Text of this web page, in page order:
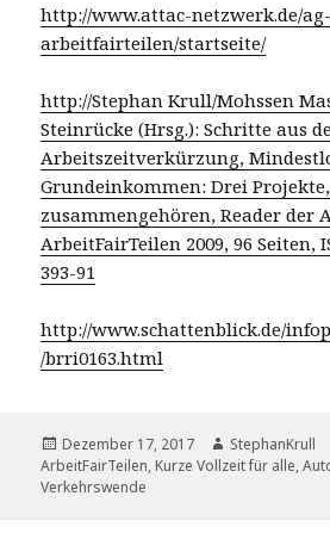
http://www.attac-netzwerk.de/ag-
arbeitfairteilen/startseite/
http://Stephan Krull/Mohssen
Steinrücke (Hrsg.): Schritte aus
Arbeitszeitverkürzung,
Grundeinkommen: Drei
zusammengehören, Reader der
ArbeitFairTeilen 2009, 96 Seiten,
393-91
http://www.schattenblick.de/
/brri0163.html
Veröffentlicht
am
Dezember 17, 2017 Autor
StephanKrull
ArbeitFairTeilen, Kurze Vollzeit für alle,
Verkehrswende